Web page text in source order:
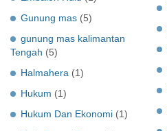
Gunung mas (5)
gunung mas kalimantan
Tengah (5)
Halmahera (1)
Hukum (1)
Hukum Dan Ekonomi (1)